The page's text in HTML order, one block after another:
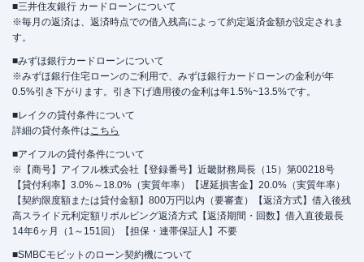
■三井住友銀行 カードローンについて
※毎月の返済は、返済時点での借入残高によって約定返済金額が設定されま
す。
■みずほ銀行カードローンについて
※みずほ銀行住宅ローンのご利用で、みずほ銀行カードローンの金利が年
0.5%引き下がります。引き下げ適用後の金利は年1.5%~13.5%です。
■レイクの貸付条件について
詳細の貸付条件はこちら
■アイフルの貸付条件について
※【商号】アイフル株式会社【登録番号】近畿財務局長（15）第00218号
【貸付利率】3.0%～18.0%（実質年率）【遅延損害金】20.0%（実質年率）
【契約限度額または貸付金額】800万円以内（要審査）【返済方式】借入後残
高スライド元利定額リボルビング返済方式【返済期間・回数】借入直後最長
14年6ヶ月（1～151回）【担保・連帯保証人】不要
■SMBCモビットのローン契約機について